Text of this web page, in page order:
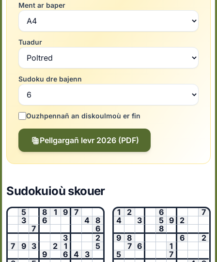
Ment ar baper
Tuadur
Sudoku dre bajenn
Ouzhpennañ an diskoulmoù er fin
Pellgargañ levr 2026 (PDF)
Sudokuioù skouer
5 8 1 9
7
3
6 4
8
7
6
3
2
7
9 3 2 1
5
9
6 4
3
1 2 6
7
4
3 5 9
2
8
9
8 6
2
7 6
1
5
7